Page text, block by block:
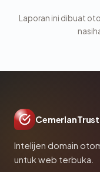
Laporan ini dibuat
CemerlanTrust
Intelijen domain
untuk web terbuka.